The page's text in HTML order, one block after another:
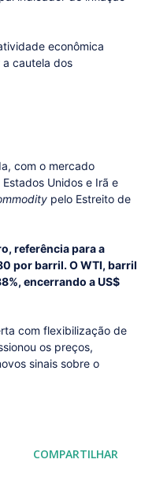
econômica
cautela dos
com o mercado
Unidos e Irã e
pelo Estreito de
referência para a
por barril. O WTI, barril
encerrando a US$
com flexibilização de
os preços,
sinais sobre o
COMPARTILHAR